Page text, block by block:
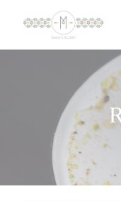
Personalizzazione delle tue